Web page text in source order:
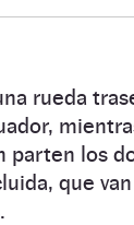
rueda
parten los
que